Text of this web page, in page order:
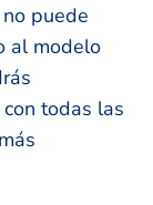
puede
al modelo
todas las